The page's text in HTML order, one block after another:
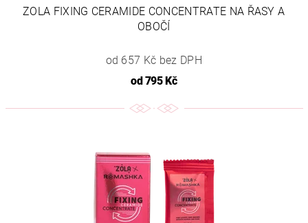
ZOLA FIXING CERAMIDE CONCENTRATE NA ŘASY A
OBOČÍ
od 657 Kč bez DPH
od795 Kč